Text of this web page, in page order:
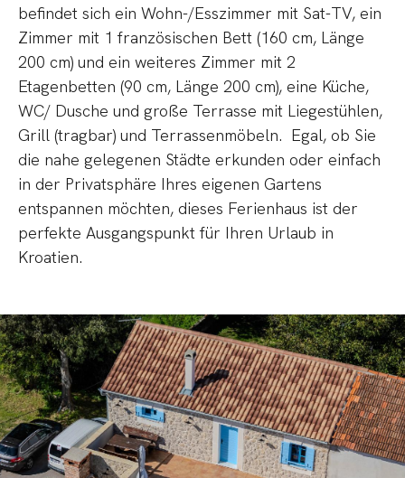
befindet sich ein Wohn-/Esszimmer mit Sat-TV, ein
Zimmer mit 1 französischen Bett (160 cm, Länge
200 cm) und ein weiteres Zimmer mit 2
Etagenbetten (90 cm, Länge 200 cm), eine Küche,
WC/ Dusche und große Terrasse mit Liegestühlen,
Grill (tragbar) und Terrassenmöbeln. Egal, ob Sie
die nahe gelegenen Städte erkunden oder einfach
in der Privatsphäre Ihres eigenen Gartens
entspannen möchten, dieses Ferienhaus ist der
perfekte Ausgangspunkt für Ihren Urlaub in
Kroatien.